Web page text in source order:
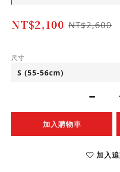
NT$2,100 NT$2,600
尺寸
加入購物車
加入